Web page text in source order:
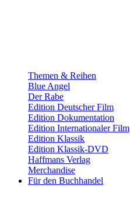
Themen & Reihen
Blue Angel
Der Rabe
Edition Deutscher Film
Edition Dokumentation
Edition Internationaler Film
Edition Klassik
Edition Klassik-DVD
Haffmans Verlag
Merchandise
Für den Buchhandel